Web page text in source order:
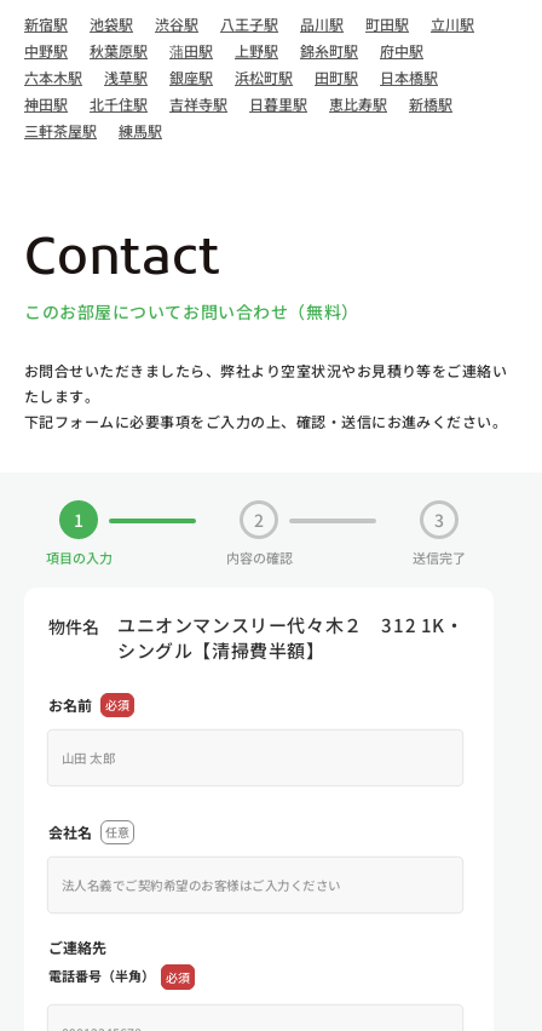
新宿駅
池袋駅 渋谷駅 八王子駅 品川駅 町田駅
立川駅
中野駅
秋葉原駅 蒲田駅 上野駅 錦糸町駅
府中駅
六本木駅
浅草駅 銀座駅 浜松町駅 田町駅
日本橋駅
神田駅
北千住駅 吉祥寺駅 日暮里駅 恵比寿駅
新橋駅
三軒茶屋駅
練馬駅
Contact
このお部屋についてお問い合わせ（無料）
お問合せいただきましたら、弊社より空室状況やお見積り等をご連絡い
たします。
下記フォームに必要事項をご入力の上、確認・送信にお進みください。
1
項目の入力
2
内容の確認
3
送信完了
物件名
ユニオンマンスリー代々木２ 312 1K・
シングル【清掃費半額】
お名前 必須
会社名 任意
ご連絡先
電話番号（半角） 必須